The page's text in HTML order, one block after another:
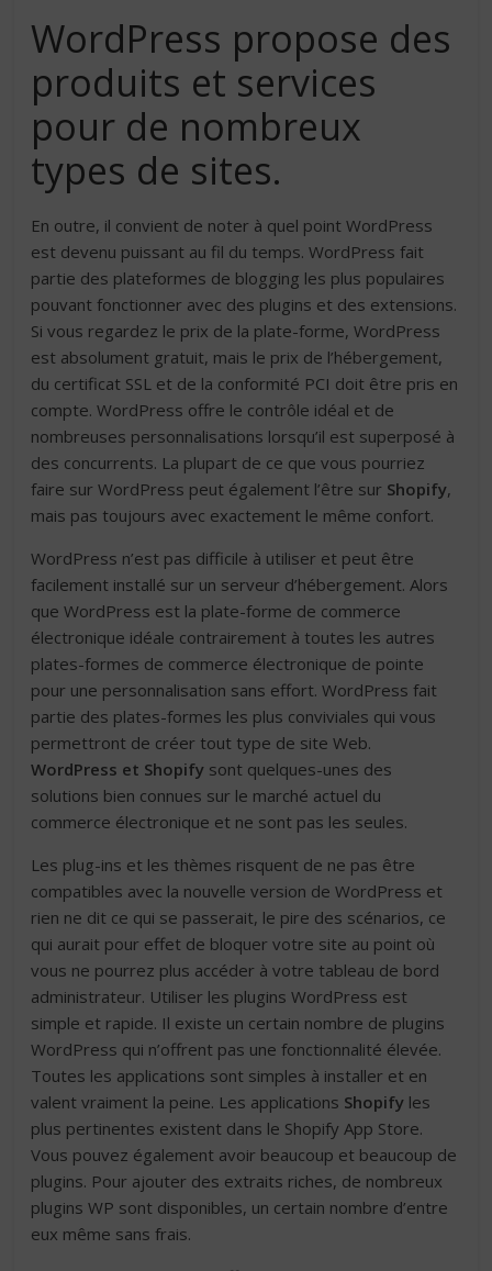
WordPress propose des
produits et services
pour de nombreux
types de sites.
En outre, il convient de noter à quel point WordPress
est devenu puissant au fil du temps. WordPress fait
partie des plateformes de blogging les plus populaires
pouvant fonctionner avec des plugins et des extensions.
Si vous regardez le prix de la plate-forme, WordPress
est absolument gratuit, mais le prix de l’hébergement,
du certificat SSL et de la conformité PCI doit être pris en
compte. WordPress offre le contrôle idéal et de
nombreuses personnalisations lorsqu’il est superposé à
des concurrents. La plupart de ce que vous pourriez
faire sur WordPress peut également l’être sur Shopify,
mais pas toujours avec exactement le même confort.
WordPress n’est pas difficile à utiliser et peut être
facilement installé sur un serveur d’hébergement. Alors
que WordPress est la plate-forme de commerce
électronique idéale contrairement à toutes les autres
plates-formes de commerce électronique de pointe
pour une personnalisation sans effort. WordPress fait
partie des plates-formes les plus conviviales qui vous
permettront de créer tout type de site Web.
WordPress et Shopify sont quelques-unes des
solutions bien connues sur le marché actuel du
commerce électronique et ne sont pas les seules.
Les plug-ins et les thèmes risquent de ne pas être
compatibles avec la nouvelle version de WordPress et
rien ne dit ce qui se passerait, le pire des scénarios, ce
qui aurait pour effet de bloquer votre site au point où
vous ne pourrez plus accéder à votre tableau de bord
administrateur. Utiliser les plugins WordPress est
simple et rapide. Il existe un certain nombre de plugins
WordPress qui n’offrent pas une fonctionnalité élevée.
Toutes les applications sont simples à installer et en
valent vraiment la peine. Les applications Shopify les
plus pertinentes existent dans le Shopify App Store.
Vous pouvez également avoir beaucoup et beaucoup de
plugins. Pour ajouter des extraits riches, de nombreux
plugins WP sont disponibles, un certain nombre d’entre
eux même sans frais.